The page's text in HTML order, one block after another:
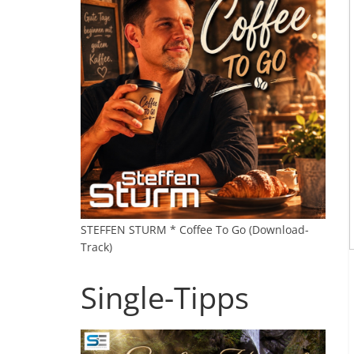
STEFFEN STURM * Coffee To Go (Download-
Track)
Single-Tipps